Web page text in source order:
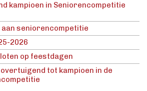
kampioen in Seniorencompetitie
seniorencompetitie
2026
op feestdagen
tot kampioen in de